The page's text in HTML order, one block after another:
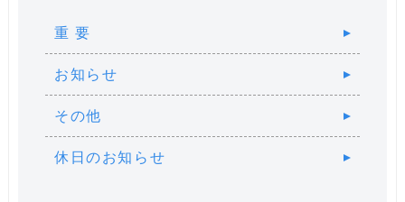
重 要
お知らせ
その他
休日のお知らせ